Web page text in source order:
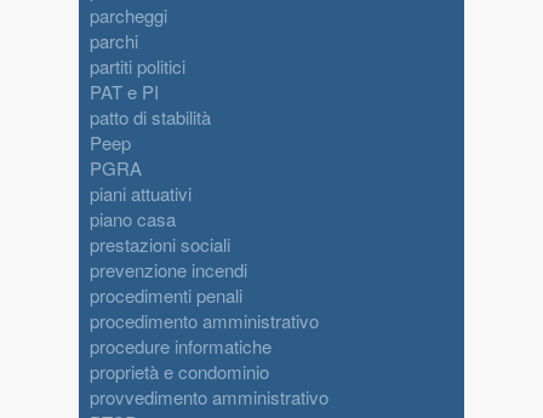
parcheggi
parchi
partiti politici
PAT e PI
patto di stabilità
Peep
PGRA
piani attuativi
piano casa
prestazioni sociali
prevenzione incendi
procedimenti penali
procedimento amministrativo
procedure informatiche
proprietà e condominio
provvedimento amministrativo